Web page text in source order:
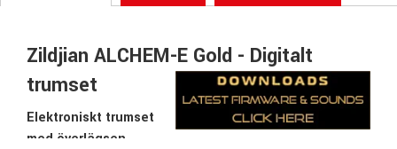
Zildjian ALCHEM-E Gold - Digitalt
trumset
Elektroniskt trumset
med överlägsen